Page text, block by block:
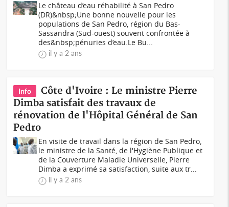
Le château d’eau réhabilité à San Pedro
(DR)&nbsp;Une bonne nouvelle pour les
populations de San Pedro, région du Bas-
Sassandra (Sud-ouest) souvent confrontée à
des&nbsp;pénuries d’eau.Le Bu...
il y a 2 ans
Info
Côte d'Ivoire : Le ministre Pierre
Dimba satisfait des travaux de
rénovation de l'Hôpital Général de San
Pedro
En visite de travail dans la région de San Pedro,
le ministre de la Santé, de l'Hygiène Publique et
de la Couverture Maladie Universelle, Pierre
Dimba a exprimé sa satisfaction, suite aux tr...
il y a 2 ans